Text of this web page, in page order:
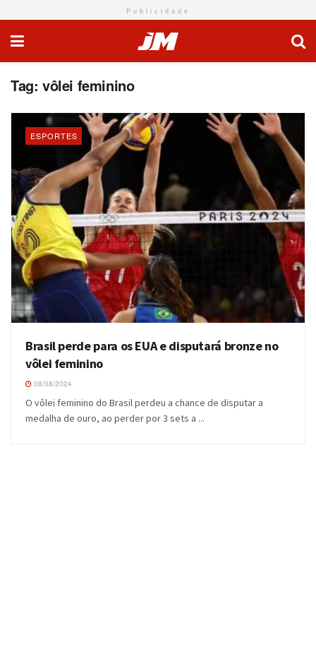
Publicidade
Tag: vôlei feminino
ESPORTES
Brasil perde para os EUA e disputará bronze no
vôlei feminino
08/08/2024
O vôlei feminino do Brasil perdeu a chance de disputar a
medalha de ouro, ao perder por 3 sets a ...